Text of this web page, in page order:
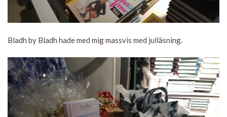
Bladh by Bladh hade med mig massvis med julläsning.